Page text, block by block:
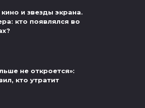
и звезды экрана.
кто появлялся во
не откроется»:
кто утратит